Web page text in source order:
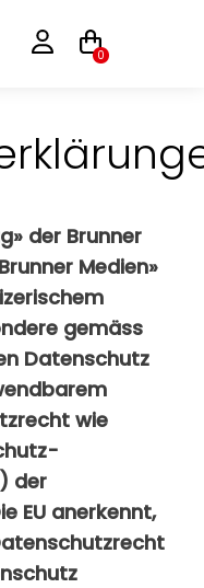
0
der Brunner
Medien»
gemäss
Datenschutz
wie
der
EU anerkennt,